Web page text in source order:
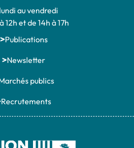
au vendredi
12h et de 14h à 17h
Publications
Newsletter
publics
Recrutements